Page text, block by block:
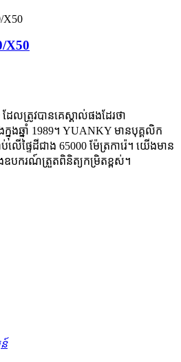
X50
លត្រូវបានគេស្គាល់ផងដែរថា
នុងឆ្នាំ 1989។ YUANKY មានបុគ្គលិក
ើផ្ទៃដីជាង 65000 ម៉ែត្រការ៉េ។ យើងមាន
ឧបករណ៍ត្រួតពិនិត្យកម្រិតខ្ពស់។
ន៍